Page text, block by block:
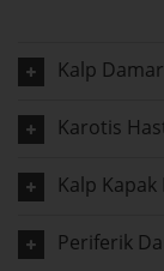
Kalp
Karotis
Kalp Kapak
Periferik